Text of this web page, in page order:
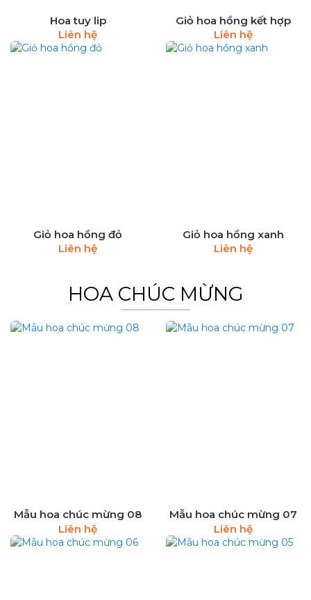
Hoa tuy lip
Liên hệ
Giỏ hoa hồng kết hợp
Liên hệ
Giỏ hoa hồng đỏ
Liên hệ
Giỏ hoa hồng xanh
Liên hệ
HOA CHÚC MỪNG
Mẫu hoa chúc mừng 08
Liên hệ
Mẫu hoa chúc mừng 07
Liên hệ